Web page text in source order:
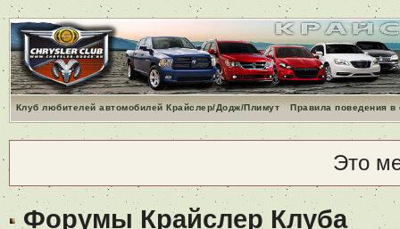
Клуб любителей автомобилей Крайслер/Додж/Плимут Правила поведения
Это
Форумы Крайслер Клуба